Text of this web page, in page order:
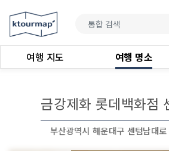
여행 지도 여행 명소
금강제화 롯데백화점
부산광역시 해운대구 센텀남대